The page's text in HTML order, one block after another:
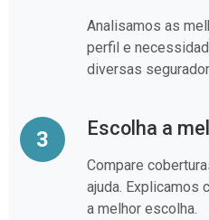
Analisamos as
perfil e
diversas
3 Escolha a
Compare
ajuda. Explicamos
a melhor escolha.